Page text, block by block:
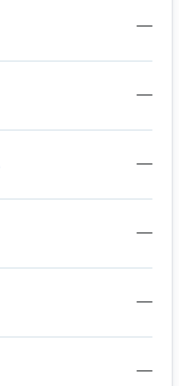
—
—
—
—
—
—